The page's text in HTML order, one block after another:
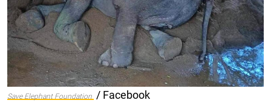
Save Elephant Foundation / Facebook